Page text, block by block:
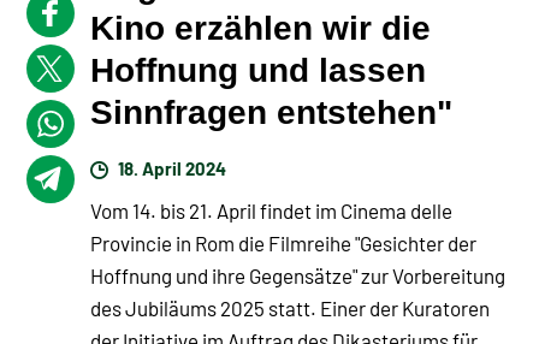
Kino erzählen wir die
Hoffnung und lassen
Sinnfragen entstehen"
18. April 2024
Vom 14. bis 21. April findet im Cinema delle
Provincie in Rom die Filmreihe "Gesichter der
Hoffnung und ihre Gegensätze" zur Vorbereitung
des Jubiläums 2025 statt. Einer der Kuratoren